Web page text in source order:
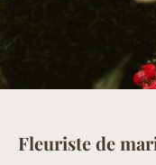
Fleuriste de